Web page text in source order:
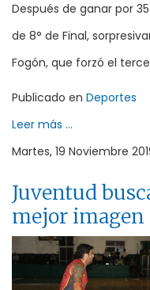
Después de ganar por
de 8° de Final,
Fogón, que forzó el
Publicado en Deportes
Leer más ...
Martes, 19 Noviembre
Juventud
mejor